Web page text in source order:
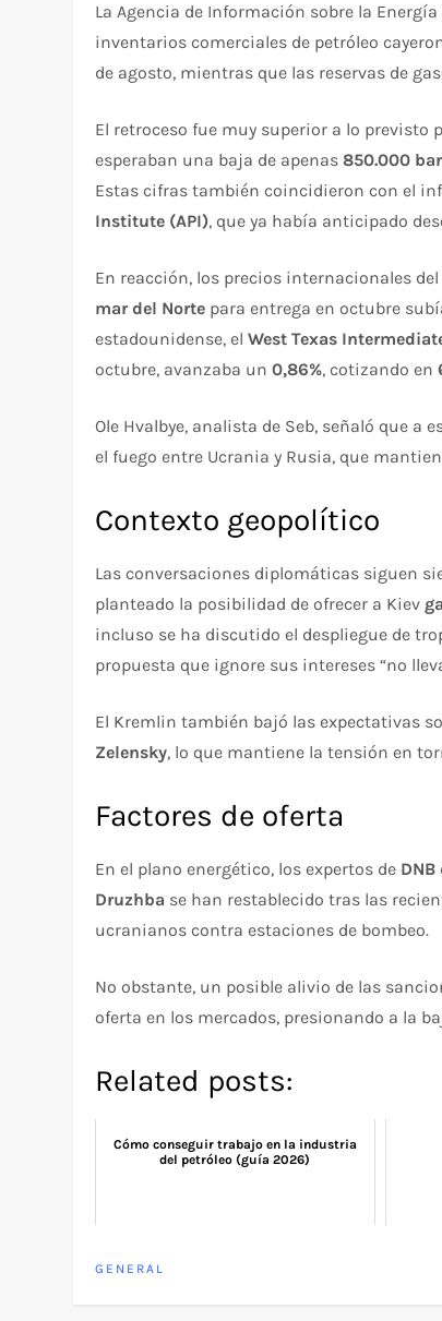
La Agencia de Información sobre la
inventarios comerciales de petróleo
de agosto, mientras que las reservas de
El retroceso fue muy superior a lo previsto
esperaban una baja de apenas850.000
Estas cifras también coincidieron con el
Institute (API), que ya había anticipado
En reacción, los precios internacionales
mar del Norte para entrega en octubre
estadounidense, elWest Texas
octubre, avanzaba un0,86%, cotizando en
Ole Hvalbye, analista de Seb, señaló que
el fuego entre Ucrania y Rusia, que
Contexto geopolítico
Las conversaciones diplomáticas siguen
planteado la posibilidad de ofrecer a Kiev
incluso se ha discutido el despliegue de
propuesta que ignore sus intereses “no
El Kremlin también bajó las expectativas
Zelensky, lo que mantiene la tensión en
Factores de oferta
En el plano energético, los expertos de DNB
Druzhba se han restablecido tras las
ucranianos contra estaciones de bombeo.
No obstante, un posible alivio de las
oferta en los mercados, presionando a la
Related posts:
Cómo conseguir trabajo en la industria
del petróleo (guía 2026)
GENERAL